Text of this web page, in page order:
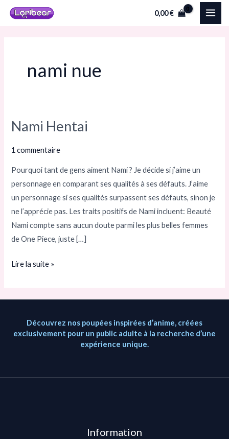
Aller
0,00€
nami nue
Nami Hentai
1 commentaire
Pourquoi tant de gens aiment Nami ? Je décide si j’aime un
personnage en comparant ses qualités à ses défauts. J’aime
un personnage si ses qualités surpassent ses défauts, sinon je
ne l’apprécie pas. Les traits positifs de Nami incluent: Beauté
Nami compte sans aucun doute parmi les plus belles femmes
de One Piece, juste […]
Nami
Lire la suite »
Découvrez nos poupées inspirées d’anime, créées
exclusivement pour un public adulte à la recherche d’une
expérience unique.
Information